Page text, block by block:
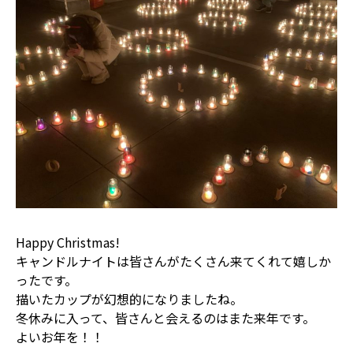
Happy Christmas!
キャンドルナイトは皆さんがたくさん来てくれて嬉しか
ったです。
描いたカップが幻想的になりましたね。
冬休みに入って、皆さんと会えるのはまた来年です。
よいお年を！！